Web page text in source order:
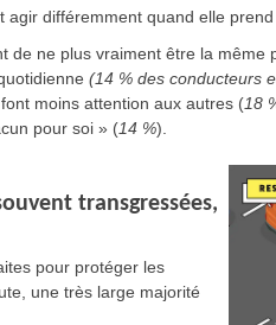
différemment quand elle
ne plus vraiment être la même
(14 % des conducteurs
moins attention aux autres (18
pour soi » (14 %).
transgressées,
pour protéger les
une très large majorité